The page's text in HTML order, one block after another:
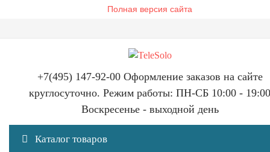
Полная версия сайта
+7(495) 147-92-00 Оформление заказов на сайте
круглосуточно. Режим работы: ПН-СБ 10:00 - 19:00
Воскресенье - выходной день
Каталог товаров